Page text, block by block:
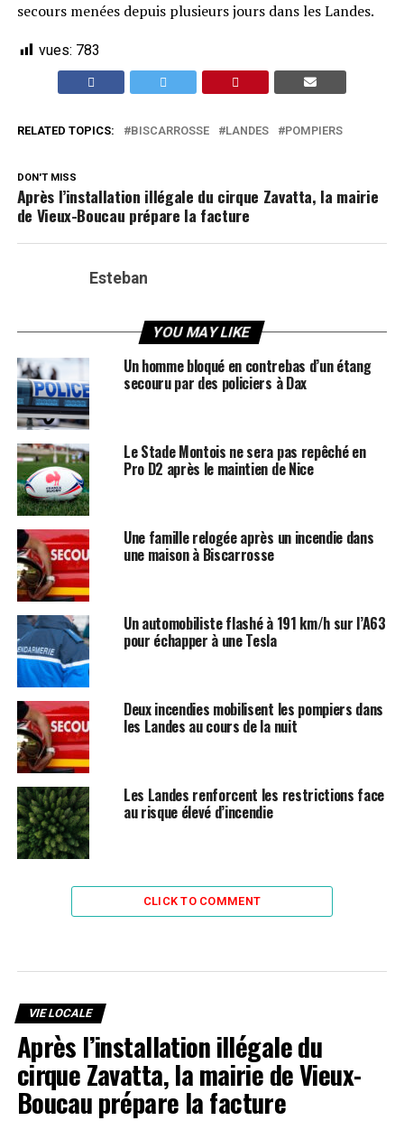
secours menées depuis plusieurs jours dans les Landes.
vues: 783
RELATED TOPICS: BISCARROSSE LANDES POMPIERS
DON'T MISS
Après l’installation illégale du cirque Zavatta, la mairie
de Vieux-Boucau prépare la facture
Esteban
YOU MAY LIKE
Un homme bloqué en contrebas d’un étang
secouru par des policiers à Dax
Le Stade Montois ne sera pas repêché en
Pro D2 après le maintien de Nice
Une famille relogée après un incendie dans
une maison à Biscarrosse
Un automobiliste flashé à 191 km/h sur l’A63
pour échapper à une Tesla
Deux incendies mobilisent les pompiers dans
les Landes au cours de la nuit
Les Landes renforcent les restrictions face
au risque élevé d’incendie
CLICK TO COMMENT
VIE LOCALE
Après l’installation illégale du
cirque Zavatta, la mairie de Vieux-
Boucau prépare la facture